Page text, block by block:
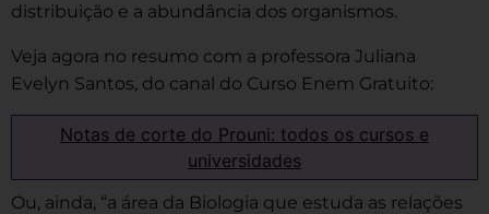
distribuição e a abundância dos organismos.
Veja agora no resumo com a professora Juliana
Evelyn Santos, do canal do Curso Enem Gratuito:
Notas de corte do Prouni: todos os cursos e
universidades
Ou, ainda, “a área da Biologia que estuda as relações